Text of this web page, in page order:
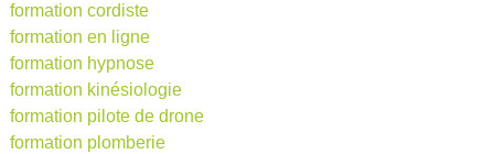
formation cordiste
formation en ligne
formation hypnose
formation kinésiologie
formation pilote de drone
formation plomberie